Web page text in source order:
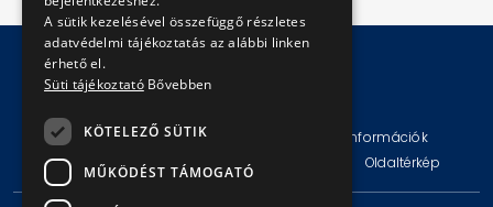
Impresszum Jogi nyilatkozat
Technikai információk
Adatvédelmi politika és tájékoztatások
Oldaltérkép
A sütik kezelésével összefüggő részletes
adatvédelmi tájékoztatás az alábbi linken
érhető el.
Süti tájékoztató Bővebben
KÖTELEZŐ SÜTIK
MŰKÖDÉST TÁMOGATÓ